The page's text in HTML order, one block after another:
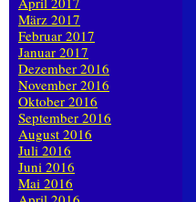
März 2017
Februar 2017
Januar 2017
Dezember 2016
November 2016
Oktober 2016
September 2016
August 2016
Juli 2016
Juni 2016
Mai 2016